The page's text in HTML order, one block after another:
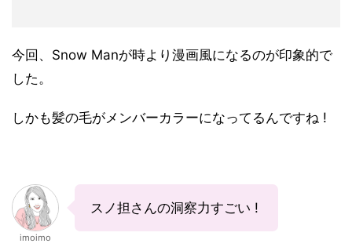
今回、Snow Manが時より漫画風になるのが印象的で
した。
しかも髪の毛がメンバーカラーになってるんですね !
imoimo
スノ担さんの洞察力すごい !